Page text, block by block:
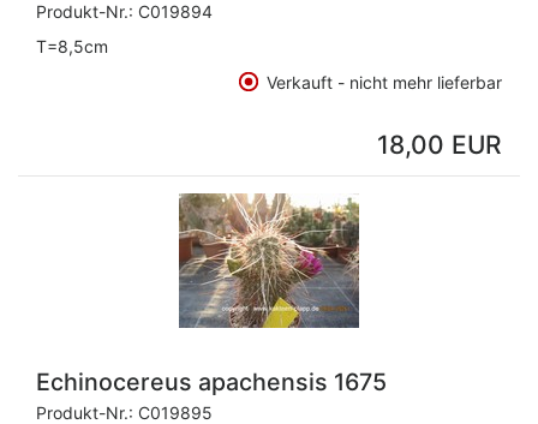
Produkt-Nr.: C019894
T=8,5cm
Verkauft - nicht mehr lieferbar
18,00 EUR
Echinocereus apachensis 1675
Produkt-Nr.: C019895